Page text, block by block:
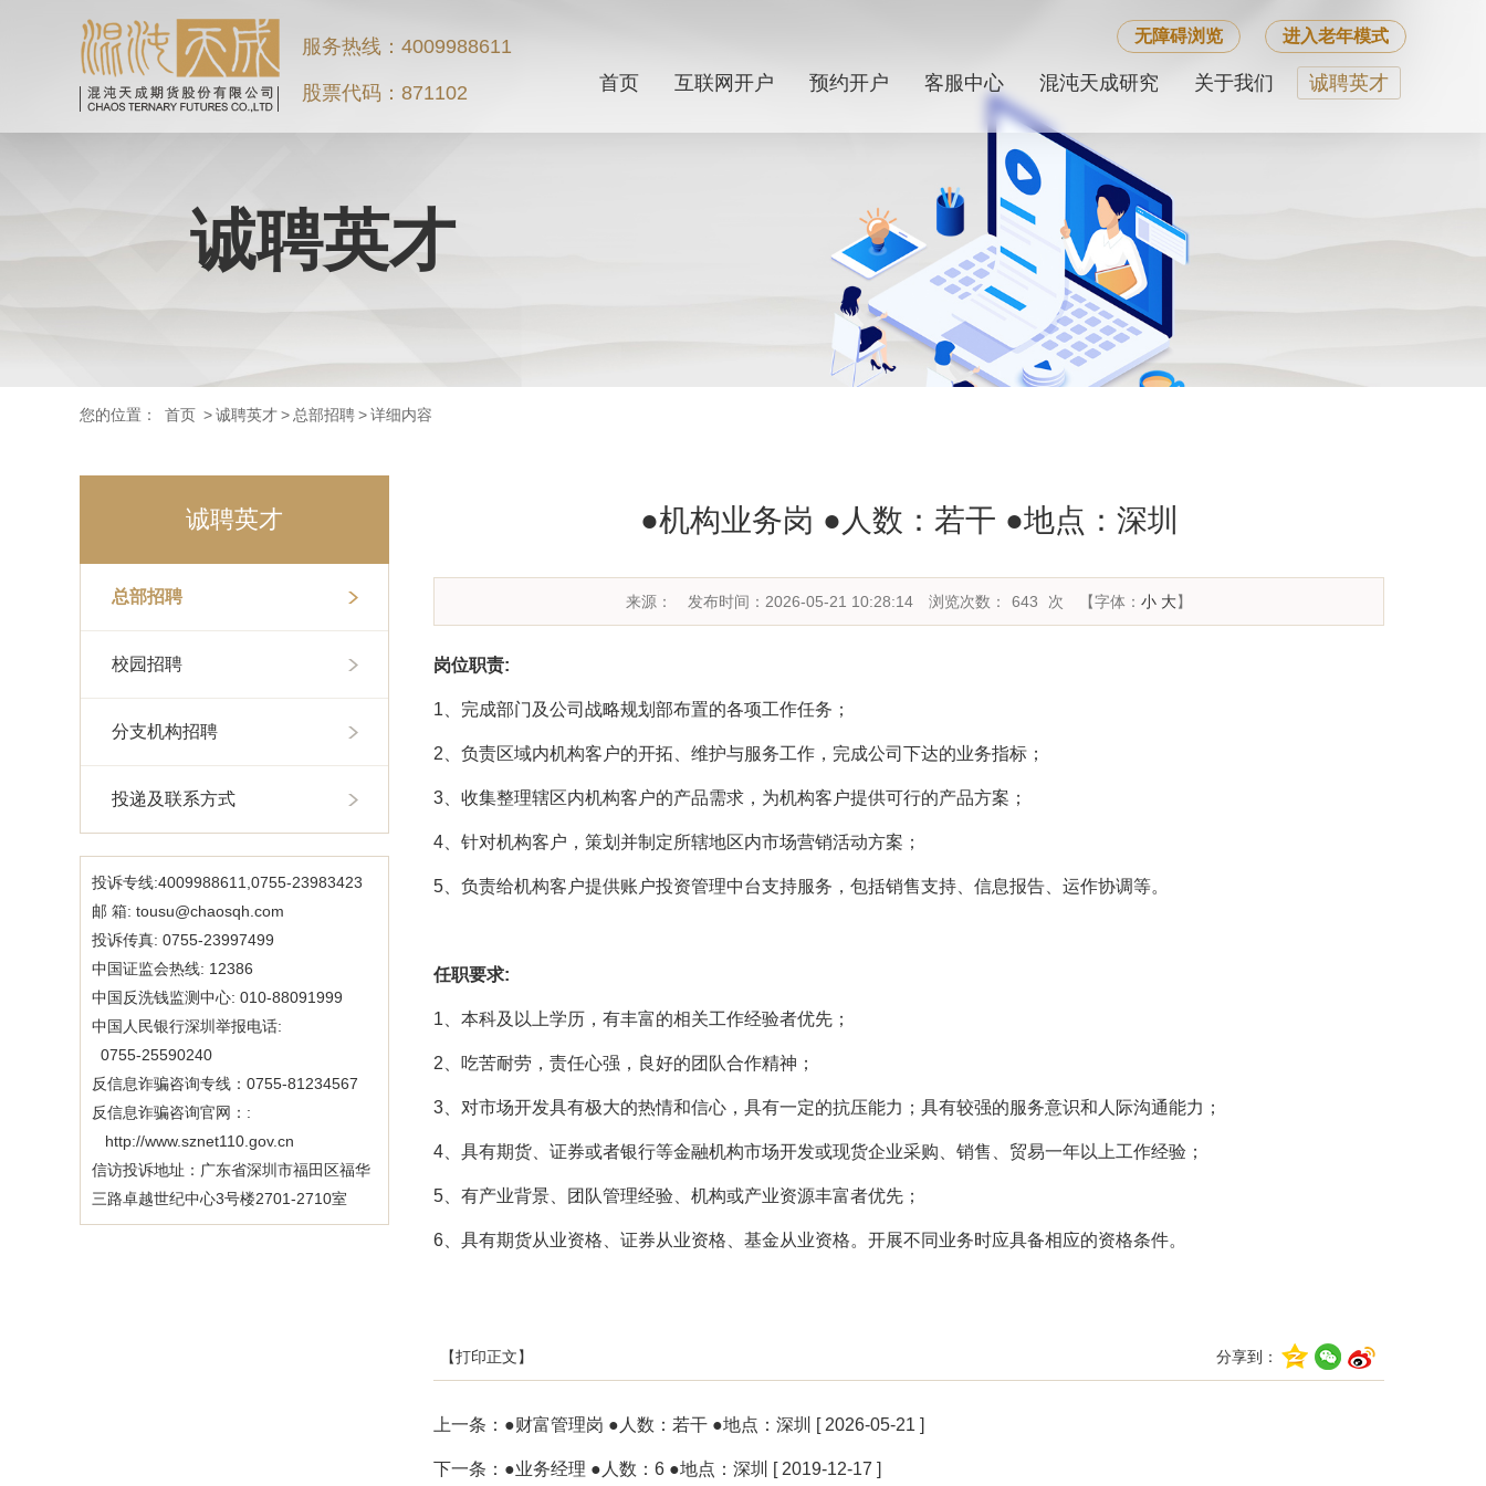
服务热线：4009988611
股票代码：871102 首页 互联网开户 预约开户 客服中心 混沌天成研究 关于我们 诚聘英才
无障碍浏览 进入老年模式
诚聘英才
您的位置： 首页 >诚聘英才> 总部招聘>详细内容
诚聘英才
总部招聘
校园招聘
分支机构招聘
投递及联系方式
投诉专线:4009988611,0755-23983423
邮 箱: tousu@chaosqh.com
投诉传真: 0755-23997499
中国证监会热线: 12386
中国反洗钱监测中心: 010-88091999
中国人民银行深圳举报电话:
0755-25590240
反信息诈骗咨询专线：0755-81234567
反信息诈骗咨询官网：:
http://www.sznet110.gov.cn
信访投诉地址：广东省深圳市福田区福华
三路卓越世纪中心3号楼2701-2710室
●机构业务岗 ●人数：若干 ●地点：深圳
来源： 发布时间：2026-05-21 10:28:14 浏览次数： 643 次 【字体： 小 大】
岗位职责:
1、完成部门及公司战略规划部布置的各项工作任务；
2、负责区域内机构客户的开拓、维护与服务工作，完成公司下达的业务指标；
3、收集整理辖区内机构客户的产品需求，为机构客户提供可行的产品方案；
4、针对机构客户，策划并制定所辖地区内市场营销活动方案；
5、负责给机构客户提供账户投资管理中台支持服务，包括销售支持、信息报告、运作协调等。
任职要求:
1、本科及以上学历，有丰富的相关工作经验者优先；
2、吃苦耐劳，责任心强，良好的团队合作精神；
3、对市场开发具有极大的热情和信心，具有一定的抗压能力；具有较强的服务意识和人际沟通能力；
4、具有期货、证券或者银行等金融机构市场开发或现货企业采购、销售、贸易一年以上工作经验；
5、有产业背景、团队管理经验、机构或产业资源丰富者优先；
6、具有期货从业资格、证券从业资格、基金从业资格。开展不同业务时应具备相应的资格条件。
分享到：
【打印正文】
上一条： ●财富管理岗 ●人数：若干 ●地点：深圳 [ 2026-05-21 ]
下一条： ●业务经理 ●人数：6 ●地点：深圳 [ 2019-12-17 ]